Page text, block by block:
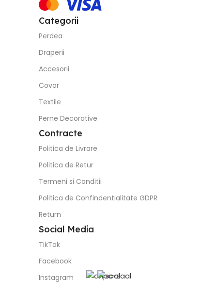
Categorii
Perdea
Draperii
Accesorii
Covor
Textile
Perne Decorative
Contracte
Politica de Livrare
Politica de Retur
Termeni si Conditii
Politica de Confindentialitate GDPR
Return
Social Media
TikTok
Facebook
Instagram